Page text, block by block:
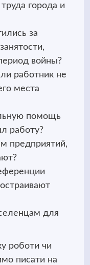
города и
за
войны?
работник не
места
помощь
работу?
предприятий,
для
роботи чи
писати на